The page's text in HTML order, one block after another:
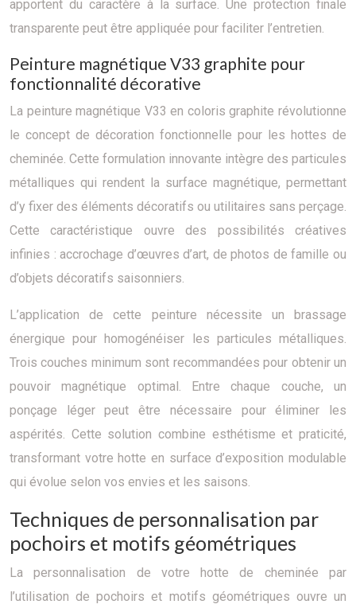
apportent du caractère à la surface. Une protection finale
transparente peut être appliquée pour faciliter l’entretien.
Peinture magnétique V33 graphite pour
fonctionnalité décorative
La peinture magnétique V33 en coloris graphite révolutionne
le concept de décoration fonctionnelle pour les hottes de
cheminée. Cette formulation innovante intègre des particules
métalliques qui rendent la surface magnétique, permettant
d’y fixer des éléments décoratifs ou utilitaires sans perçage.
Cette caractéristique ouvre des possibilités créatives
infinies : accrochage d’œuvres d’art, de photos de famille ou
d’objets décoratifs saisonniers.
L’application de cette peinture nécessite un brassage
énergique pour homogénéiser les particules métalliques.
Trois couches minimum sont recommandées pour obtenir un
pouvoir magnétique optimal. Entre chaque couche, un
ponçage léger peut être nécessaire pour éliminer les
aspérités. Cette solution combine esthétisme et praticité,
transformant votre hotte en surface d’exposition modulable
qui évolue selon vos envies et les saisons.
Techniques de personnalisation par
pochoirs et motifs géométriques
La personnalisation de votre hotte de cheminée par
l’utilisation de pochoirs et motifs géométriques ouvre un